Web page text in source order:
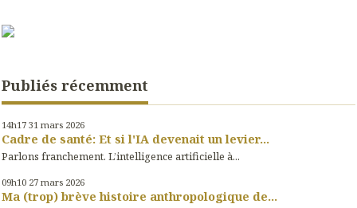
Publiés récemment
14h17 31 mars 2026
Cadre de santé: Et si l'IA devenait un levier...
Parlons franchement. L’intelligence artificielle à...
09h10 27 mars 2026
Ma (trop) brève histoire anthropologique de...